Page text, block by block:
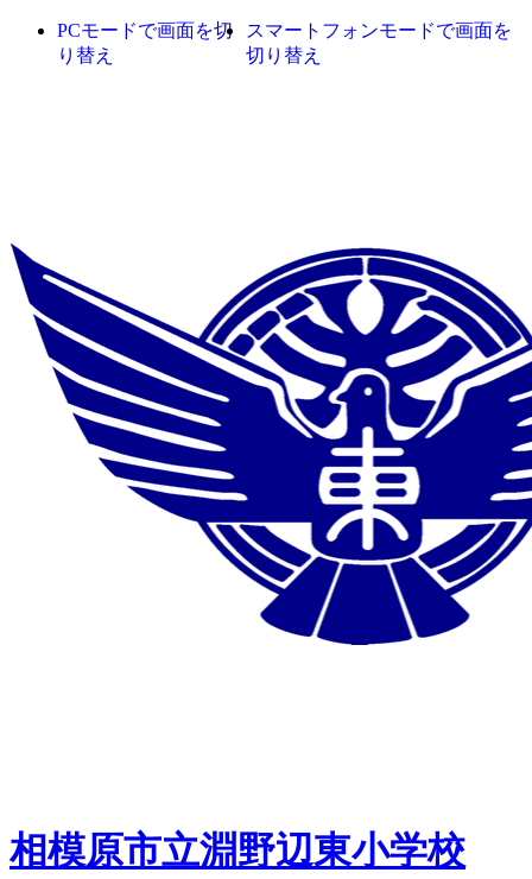
PCモードで画面を切
り替え
スマートフォンモードで画面を
切り替え
相模原市立淵野辺東小学校